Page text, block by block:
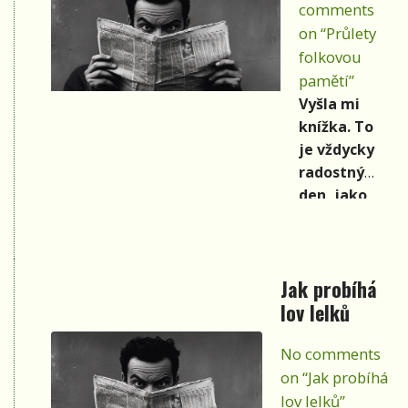
historie
folkové (a
samozřejmě
také country
a dalších
příbuzných
žánrů) scény
doma i ve
světě. Na
comments
on “Průlety
folkovou
pamětí”
Vyšla mi
knížka. To
je vždycky
radostný
den, jako
kniha je už
moje pátá.
PRŮLETY
FOLKOVOU
PAMĚTÍ a je
Jak probíhá
lov lelků
No comments
on “Jak probíhá
lov lelků”